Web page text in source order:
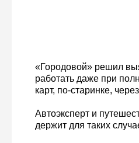
«Городовой» решил
работать даже при
карт, по-старинке,
Автоэксперт и
держит для таких